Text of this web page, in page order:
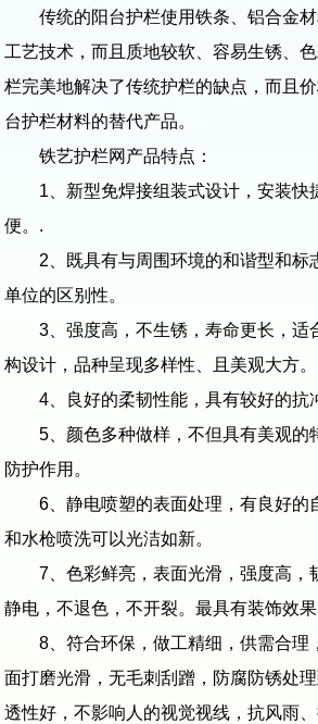
传统的阳台护栏使用铁条、铝合金材
工艺技术，而且质地较软、容易生锈、
栏完美地解决了传统护栏的缺点，而且
台护栏材料的替代产品。
铁艺护栏网产品特点：
1、新型免焊接组装式设计，安装快
便。.
2、既具有与周围环境的和谐型和标
单位的区别性。
3、强度高，不生锈，寿命更长，适
构设计，品种呈现多样性、且美观大方。
4、良好的柔韧性能，具有较好的抗
5、颜色多种做样，不但具有美观的
防护作用。
6、静电喷塑的表面处理，有良好的
和水枪喷洗可以光洁如新。
7、色彩鲜亮，表面光滑，强度高，
静电，不退色，不开裂。最具有装饰效果
8、符合环保，做工精细，供需合理
面打磨光滑，无毛刺刮蹭，防腐防锈处
透性好，不影响人的视觉视线，抗风雨